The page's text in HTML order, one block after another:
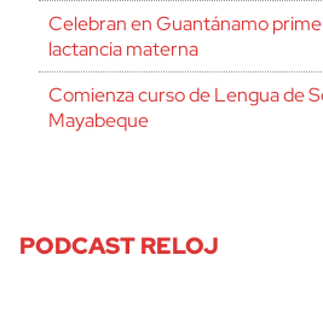
Celebran en Guantánamo
lactancia materna
Comienza curso de Lengua de
Mayabeque
PODCAST RELOJ